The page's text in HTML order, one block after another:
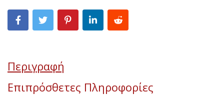
Περιγραφή
Επιπρόσθετες Πληροφορίες